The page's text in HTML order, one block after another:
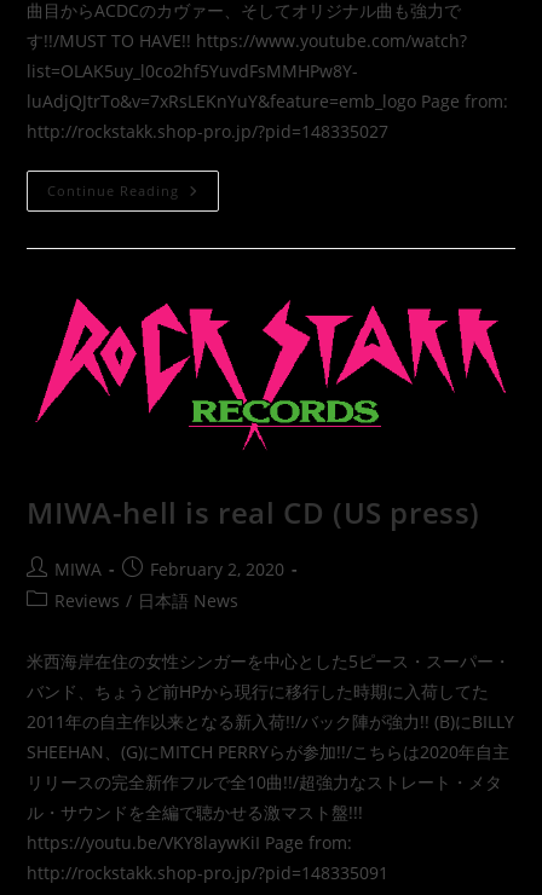
曲目からACDCのカヴァー、そしてオリジナル曲も強力で
す!!/MUST TO HAVE!! https://www.youtube.com/watch?
list=OLAK5uy_l0co2hf5YuvdFsMMHPw8Y-
luAdjQJtrTo&v=7xRsLEKnYuY&feature=emb_logo Page from:
http://rockstakk.shop-pro.jp/?pid=148335027
Continue Reading
MIWA-hell is real CD (US press)
MIWA
February 2, 2020
Reviews / 日本語 News
米西海岸在住の女性シンガーを中心とした5ピース・スーパー・
バンド、ちょうど前HPから現行に移行した時期に入荷してた
2011年の自主作以来となる新入荷!!/バック陣が強力!! (B)にBILLY
SHEEHAN、(G)にMITCH PERRYらが参加!!/こちらは2020年自主
リリースの完全新作フルで全10曲!!/超強力なストレート・メタ
ル・サウンドを全編で聴かせる激マスト盤!!!
https://youtu.be/VKY8laywKiI Page from:
http://rockstakk.shop-pro.jp/?pid=148335091